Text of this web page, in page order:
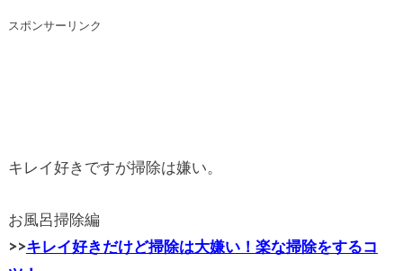
スポンサーリンク
キレイ好きですが掃除は嫌い。
お風呂掃除編
>>キレイ好きだけど掃除は大嫌い！楽な掃除をするコ